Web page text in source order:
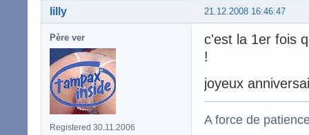
21.12.2008 16:46:47
lilly
Père ver
Registered 30.11.2006
c'est la 1er fois
!
joyeux
A force de